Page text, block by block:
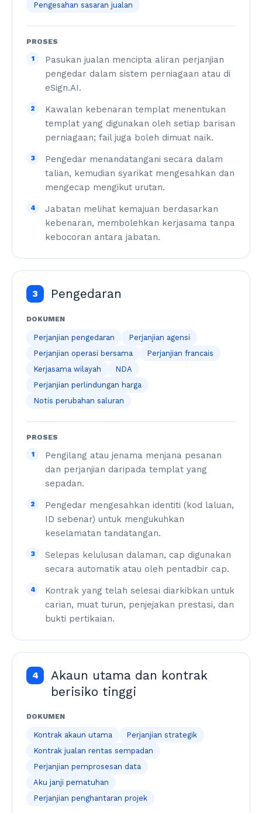
Pengesahan sasaran jualan
PROSES
1
Pasukan jualan mencipta aliran perjanjian
pengedar dalam sistem perniagaan atau di
eSign.AI.
2
Kawalan kebenaran templat menentukan
templat yang digunakan oleh setiap barisan
perniagaan; fail juga boleh dimuat naik.
3
Pengedar menandatangani secara dalam
talian, kemudian syarikat mengesahkan dan
mengecap mengikut urutan.
4
Jabatan melihat kemajuan berdasarkan
kebenaran, membolehkan kerjasama tanpa
kebocoran antara jabatan.
3 Pengedaran
DOKUMEN
Perjanjian pengedaran
Perjanjian agensi
Perjanjian operasi bersama
Perjanjian francais
Kerjasama wilayah
NDA
Perjanjian perlindungan harga
Notis perubahan saluran
PROSES
1
Pengilang atau jenama menjana pesanan
dan perjanjian daripada templat yang
sepadan.
2
Pengedar mengesahkan identiti (kod laluan,
ID sebenar) untuk mengukuhkan
keselamatan tandatangan.
3
Selepas kelulusan dalaman, cap digunakan
secara automatik atau oleh pentadbir cap.
4
Kontrak yang telah selesai diarkibkan untuk
carian, muat turun, penjejakan prestasi, dan
bukti pertikaian.
4
Akaun utama dan kontrak
berisiko tinggi
DOKUMEN
Kontrak akaun utama
Perjanjian strategik
Kontrak jualan rentas sempadan
Perjanjian pemprosesan data
Aku janji pematuhan
Perjanjian penghantaran projek